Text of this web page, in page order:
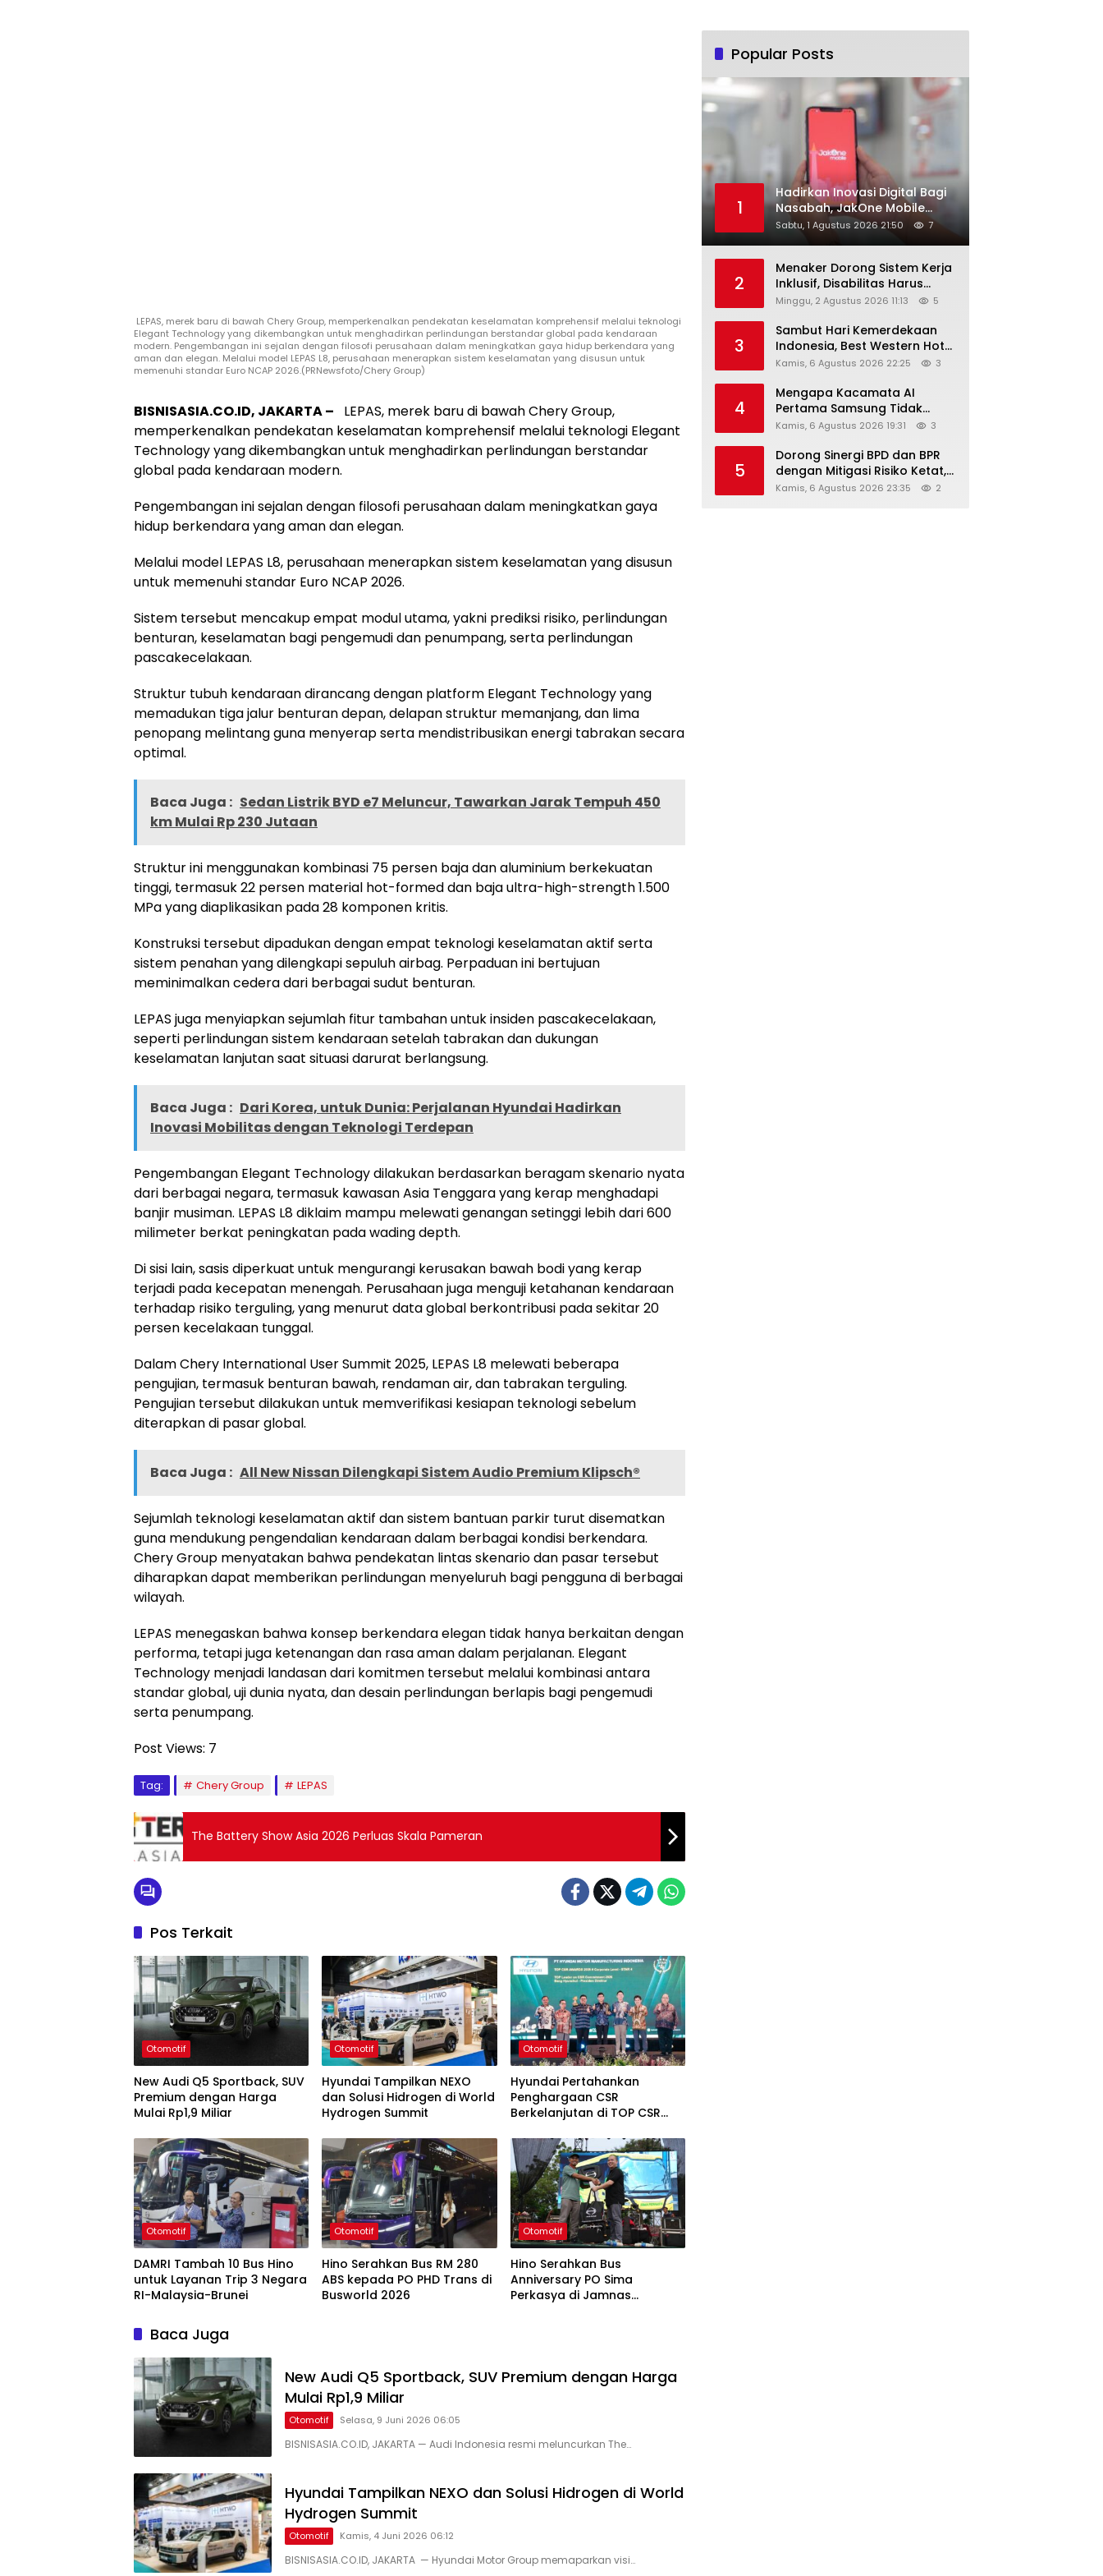
LEPAS, merek baru di bawah Chery Group, memperkenalkan pendekatan keselamatan komprehensif melalui teknologi
Elegant Technology yang dikembangkan untuk menghadirkan perlindungan berstandar global pada kendaraan
modern. Pengembangan ini sejalan dengan filosofi perusahaan dalam meningkatkan gaya hidup berkendara yang
aman dan elegan. Melalui model LEPAS L8, perusahaan menerapkan sistem keselamatan yang disusun untuk
memenuhi standar Euro NCAP 2026.(PRNewsfoto/Chery Group)
BISNISASIA.CO.ID, JAKARTA – LEPAS, merek baru di bawah Chery Group,
memperkenalkan pendekatan keselamatan komprehensif melalui teknologi Elegant
Technology yang dikembangkan untuk menghadirkan perlindungan berstandar
global pada kendaraan modern.
Pengembangan ini sejalan dengan filosofi perusahaan dalam meningkatkan gaya
hidup berkendara yang aman dan elegan.
Melalui model LEPAS L8, perusahaan menerapkan sistem keselamatan yang disusun
untuk memenuhi standar Euro NCAP 2026.
Sistem tersebut mencakup empat modul utama, yakni prediksi risiko, perlindungan
benturan, keselamatan bagi pengemudi dan penumpang, serta perlindungan
pascakecelakaan.
Struktur tubuh kendaraan dirancang dengan platform Elegant Technology yang
memadukan tiga jalur benturan depan, delapan struktur memanjang, dan lima
penopang melintang guna menyerap serta mendistribusikan energi tabrakan secara
optimal.
Baca Juga : Sedan Listrik BYD e7 Meluncur, Tawarkan Jarak Tempuh 450
km Mulai Rp 230 Jutaan
Struktur ini menggunakan kombinasi 75 persen baja dan aluminium berkekuatan
tinggi, termasuk 22 persen material hot-formed dan baja ultra-high-strength 1.500
MPa yang diaplikasikan pada 28 komponen kritis.
Konstruksi tersebut dipadukan dengan empat teknologi keselamatan aktif serta
sistem penahan yang dilengkapi sepuluh airbag. Perpaduan ini bertujuan
meminimalkan cedera dari berbagai sudut benturan.
LEPAS juga menyiapkan sejumlah fitur tambahan untuk insiden pascakecelakaan,
seperti perlindungan sistem kendaraan setelah tabrakan dan dukungan
keselamatan lanjutan saat situasi darurat berlangsung.
Baca Juga : Dari Korea, untuk Dunia: Perjalanan Hyundai Hadirkan
Inovasi Mobilitas dengan Teknologi Terdepan
Pengembangan Elegant Technology dilakukan berdasarkan beragam skenario nyata
dari berbagai negara, termasuk kawasan Asia Tenggara yang kerap menghadapi
banjir musiman. LEPAS L8 diklaim mampu melewati genangan setinggi lebih dari 600
milimeter berkat peningkatan pada wading depth.
Di sisi lain, sasis diperkuat untuk mengurangi kerusakan bawah bodi yang kerap
terjadi pada kecepatan menengah. Perusahaan juga menguji ketahanan kendaraan
terhadap risiko terguling, yang menurut data global berkontribusi pada sekitar 20
persen kecelakaan tunggal.
Dalam Chery International User Summit 2025, LEPAS L8 melewati beberapa
pengujian, termasuk benturan bawah, rendaman air, dan tabrakan terguling.
Pengujian tersebut dilakukan untuk memverifikasi kesiapan teknologi sebelum
diterapkan di pasar global.
Baca Juga : All New Nissan Dilengkapi Sistem Audio Premium Klipsch®
Sejumlah teknologi keselamatan aktif dan sistem bantuan parkir turut disematkan
guna mendukung pengendalian kendaraan dalam berbagai kondisi berkendara.
Chery Group menyatakan bahwa pendekatan lintas skenario dan pasar tersebut
diharapkan dapat memberikan perlindungan menyeluruh bagi pengguna di berbagai
wilayah.
LEPAS menegaskan bahwa konsep berkendara elegan tidak hanya berkaitan dengan
performa, tetapi juga ketenangan dan rasa aman dalam perjalanan. Elegant
Technology menjadi landasan dari komitmen tersebut melalui kombinasi antara
standar global, uji dunia nyata, dan desain perlindungan berlapis bagi pengemudi
serta penumpang.
Post Views: 7
Tag: Chery Group LEPAS
The Battery Show Asia 2026 Perluas Skala Pameran
Pos Terkait
Otomotif
New Audi Q5 Sportback, SUV
Premium dengan Harga
Mulai Rp1,9 Miliar
Otomotif
Hyundai Tampilkan NEXO
dan Solusi Hidrogen di World
Hydrogen Summit
Otomotif
Hyundai Pertahankan
Penghargaan CSR
Berkelanjutan di TOP CSR
Otomotif
DAMRI Tambah 10 Bus Hino
untuk Layanan Trip 3 Negara
RI-Malaysia-Brunei
Otomotif
Hino Serahkan Bus RM 280
ABS kepada PO PHD Trans di
Busworld 2026
Otomotif
Hino Serahkan Bus
Anniversary PO Sima
Perkasya di Jamnas
Baca Juga
New Audi Q5 Sportback, SUV Premium dengan Harga
Mulai Rp1,9 Miliar
Otomotif Selasa, 9 Juni 2026 06:05
BISNISASIA.CO.ID, JAKARTA — Audi Indonesia resmi meluncurkan The…
Hyundai Tampilkan NEXO dan Solusi Hidrogen di World
Hydrogen Summit
Otomotif Kamis, 4 Juni 2026 06:12
BISNISASIA.CO.ID, JAKARTA — Hyundai Motor Group memaparkan visi…
Popular Posts
1
Hadirkan Inovasi Digital Bagi
Nasabah, JakOne Mobile
Antar Bank Jakarta Sukses
Raih Digital Excellence
Sabtu, 1 Agustus 2026 21:50 7
2
Menaker Dorong Sistem Kerja
Inklusif, Disabilitas Harus
Dapat Kesempatan Setara
Minggu, 2 Agustus 2026 11:13 5
3
Sambut Hari Kemerdekaan
Indonesia, Best Western Hotel
Hadirkan The Freedom Stay
Kamis, 6 Agustus 2026 22:25 3
4
Mengapa Kacamata AI
Pertama Samsung Tidak
Dibekali Layar?
Kamis, 6 Agustus 2026 19:31 3
5
Dorong Sinergi BPD dan BPR
dengan Mitigasi Risiko Ketat,
Ini Penjelasan Ketum
Kamis, 6 Agustus 2026 23:35 2